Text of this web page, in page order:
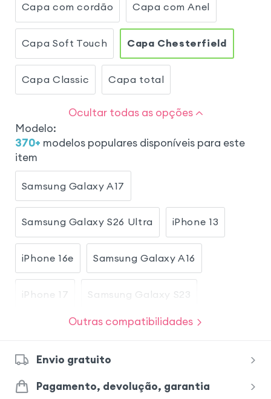
Capa com cordão Capa com Anel
Capa Soft Touch Capa Chesterfield
Capa Classic Capa total
Ocultar todas as opções
Modelo:
370+ modelos populares disponíveis para este
item
Samsung Galaxy A17
Samsung Galaxy S26 Ultra iPhone 13
iPhone 16e Samsung Galaxy A16
iPhone 17 Samsung Galaxy S23
Samsung Galaxy S25 Ultra
Outras compatibilidades
Envio gratuito
Pagamento, devolução, garantia